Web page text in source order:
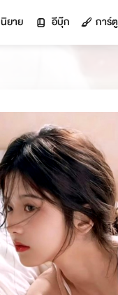
นิยาย อีบุ๊ก การ์